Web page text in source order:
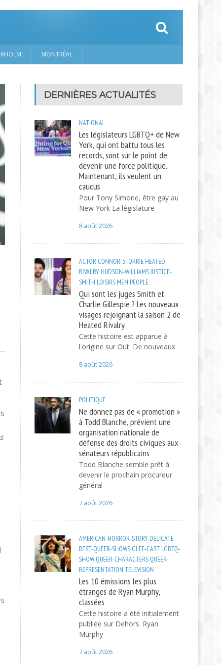
MONTRÉAL
DERNIÈRES ACTUALITÉS
NATIONAL
Les législateurs LGBTQ+ de New
York, qui ont battu tous les
records, sont sur le point de
devenir une force politique.
Maintenant, ils veulent un
caucus
Pour Tony Simone, être gay au
New York La législature
8 août 2026
ACTOR CONNOR-STORRIE HEATED-
RIVALRY HUDSON-WILLIAMSJUSTICE-
SMITH LOISIRS MEN PEOPLE
Qui sont les juges Smith et
Charlie Gillespie ? Les nouveaux
visages rejoignant la saison 2 de
Heated Rivalry
Cette histoire est apparue à
l'origine sur Out. De nouveaux
8 août 2026
POLITIQUE
Ne donnez pas de « promotion »
à Todd Blanche, prévient une
organisation nationale de
défense des droits civiques aux
sénateurs républicains
Todd Blanche semble prêt à
devenir le prochain procureur
général
7 août 2026
AMERICAN-HORROR-STORY-DELICATE
BEST-QUEER-SHOWS GLEE-CAST LGBTQ-
SHOW QUEER-CHARACTERS QUEER-
REPRESENTATION TELEVISION
Les 10 émissions les plus
étranges de Ryan Murphy,
classées
Cette histoire a été initialement
publiée sur Dehors. Ryan
Murphy
7 août 2026